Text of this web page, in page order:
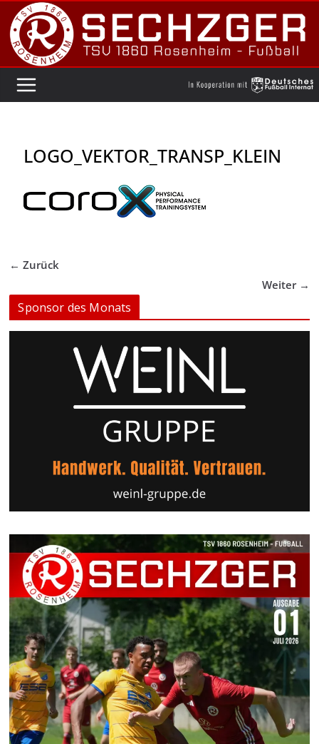
Zum
Inhalt
springen
LOGO_VEKTOR_TRANSP_KLEIN
← Zurück
Weiter →
Sponsor des Monats